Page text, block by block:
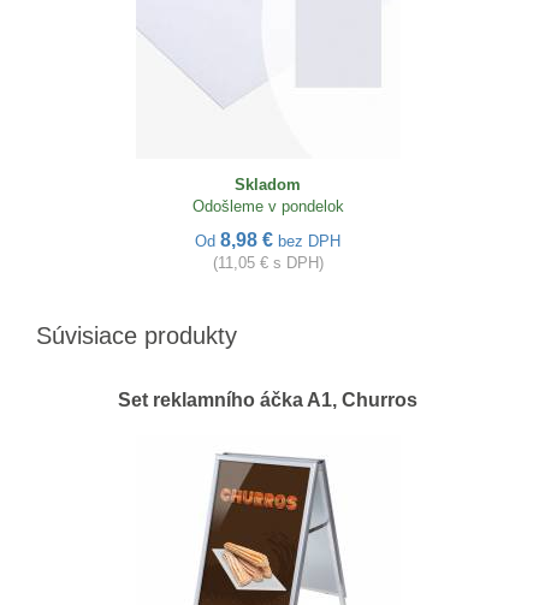
Skladom
Odošleme v pondelok
Od 8,98 € bez DPH
(11,05 € s DPH)
Súvisiace produkty
Set reklamního áčka A1, Churros